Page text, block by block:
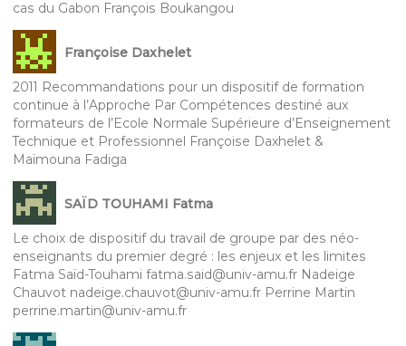
cas du Gabon François Boukangou
Françoise Daxhelet
2011 Recommandations pour un dispositif de formation
continue à l’Approche Par Compétences destiné aux
formateurs de l’Ecole Normale Supérieure d’Enseignement
Technique et Professionnel Françoise Daxhelet &
Maïmouna Fadiga
SAÏD TOUHAMI Fatma
Le choix de dispositif du travail de groupe par des néo-
enseignants du premier degré : les enjeux et les limites
Fatma Saïd-Touhami fatma.said@univ-amu.fr Nadeige
Chauvot nadeige.chauvot@univ-amu.fr Perrine Martin
perrine.martin@univ-amu.fr